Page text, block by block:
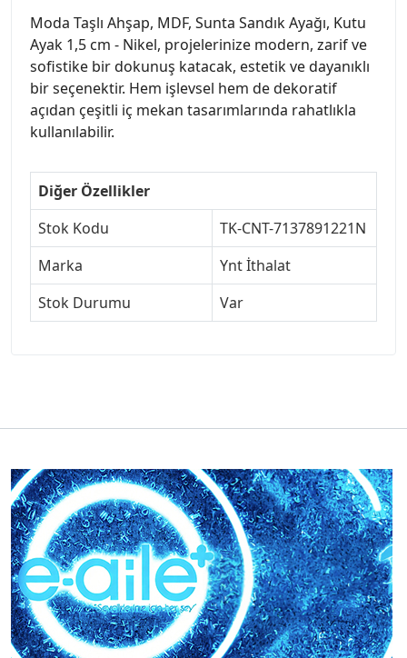
Moda Taşlı Ahşap, MDF, Sunta Sandık Ayağı, Kutu
Ayak 1,5 cm - Nikel, projelerinize modern, zarif ve
sofistike bir dokunuş katacak, estetik ve dayanıklı
bir seçenektir. Hem işlevsel hem de dekoratif
açıdan çeşitli iç mekan tasarımlarında rahatlıkla
kullanılabilir.
Diğer Özellikler
Stok Kodu
TK-CNT-7137891221N
Marka
Ynt İthalat
Stok Durumu
Var